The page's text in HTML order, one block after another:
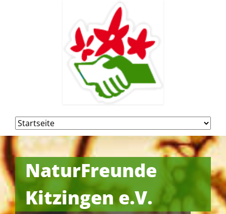
Navigation
überspringen
NaturFreunde
Kitzingen e.V.